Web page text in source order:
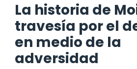
La historia de
travesía por el
en medio de la
adversidad